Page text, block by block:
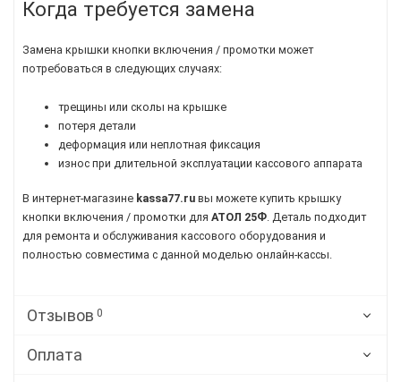
Когда требуется замена
Замена крышки кнопки включения / промотки может
потребоваться в следующих случаях:
трещины или сколы на крышке
потеря детали
деформация или неплотная фиксация
износ при длительной эксплуатации кассового аппарата
В интернет-магазине kassa77.ru вы можете купить крышку
кнопки включения / промотки для АТОЛ 25Ф . Деталь подходит
для ремонта и обслуживания кассового оборудования и
полностью совместима с данной моделью онлайн-кассы.
Отзывов 0
Оплата